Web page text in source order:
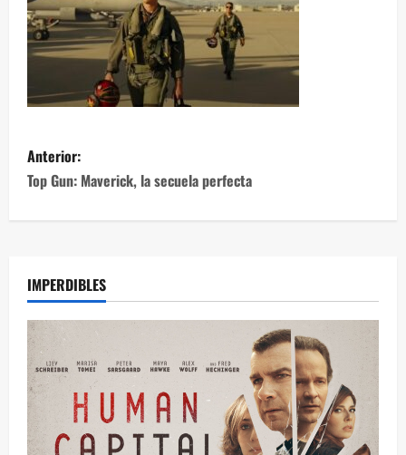
Anterior:
Top Gun: Maverick, la secuela perfecta
IMPERDIBLES